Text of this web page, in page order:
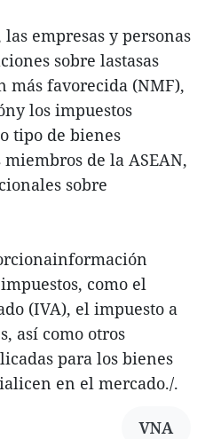
empresas y personas
sobre lastasas
más favorecida (NMF),
los impuestos
tipo de bienes
de la ASEAN,
sobre
como el
(IVA), el impuesto a
así como otros
para los bienes
en el mercado./.
VNA